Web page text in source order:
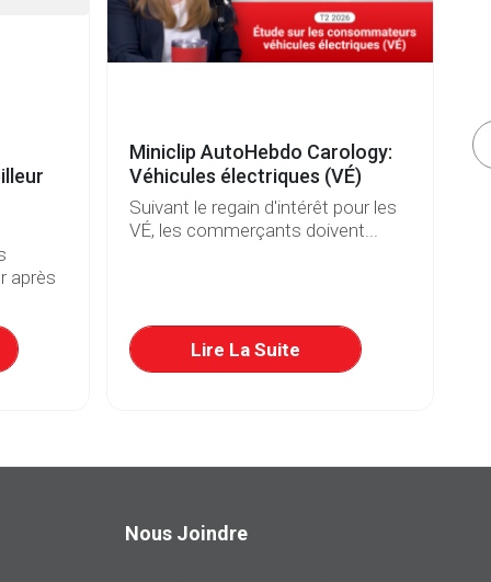
après
Miniclip AutoHebdo Carology:
Véhicules électriques (VÉ)
Suivant le regain d'intérêt pour les
VÉ, les commerçants doivent...
Lire La Suite
Nous Joindre